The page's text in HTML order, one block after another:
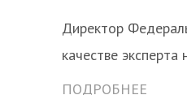
Директор
качестве
ПОДРОБНЕЕ